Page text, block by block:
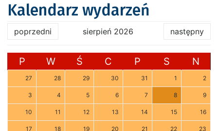
Kalendarz wydarzeń
poprzedni sierpień 2026 następny
P W Ś C P S N
27 28 29 30 31 1 2
3 4 5 6 7 8 9
10 11 12 13 14 15 16
17 18 19 20 21 22 23